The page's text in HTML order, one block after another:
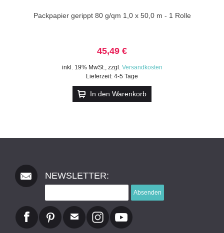
Packpapier gerippt 80 g/qm 1,0 x 50,0 m - 1 Rolle
45,49 €
inkl. 19% MwSt., zzgl. Versandkosten
Lieferzeit: 4-5 Tage
In den Warenkorb
NEWSLETTER:
Absenden